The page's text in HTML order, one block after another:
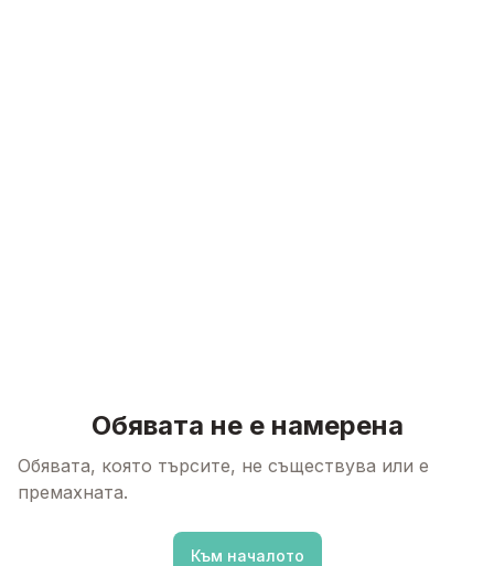
Обявата не е намерена
Обявата, която търсите, не съществува или е
премахната.
Към началото